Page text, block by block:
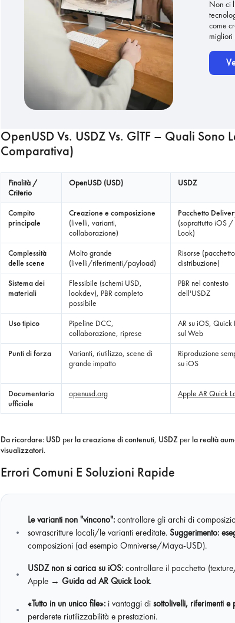
Non ci
come
migliori
OpenUSD Vs. USDZ Vs. GlTF – Quali Sono
Comparativa)
Finalità /
Criterio
OpenUSD (USD) USDZ
Compito
principale
Creazione e composizione
(livelli, varianti,
collaborazione)
Pacchetto
(soprattutto iOS
Look)
Complessità
delle scene
Molto grande
(livelli/riferimenti/payload)
Risorse
distribuzione)
Sistema dei
materiali
Flessibile (schemi USD,
lookdev), PBR completo
possibile
PBR nel contesto
dell'USDZ
Uso tipico
Pipeline DCC,
collaborazione, riprese
AR su iOS, Quick
sul Web
Punti di forza
Varianti, riutilizzo, scene di
grande impatto
Riproduzione
su iOS
Documentario
ufficiale
openusd.org Apple AR Quick
Da ricordare: USDperla creazione di contenuti, USDZperla realtà
visualizzatori.
Errori Comuni E Soluzioni Rapide
Le varianti non "vincono":controllare gli archi di
sovrascritture locali/le varianti ereditate. Suggerimento:
composizioni (ad esempio Omniverse/Maya-USD).
USDZ non si carica su iOS:controllare il pacchetto
Apple → Guida ad AR Quick Look.
«Tutto in un unico file»:i vantaggi di sottolivelli, riferimenti e
perderete riutilizzabilità e prestazioni.